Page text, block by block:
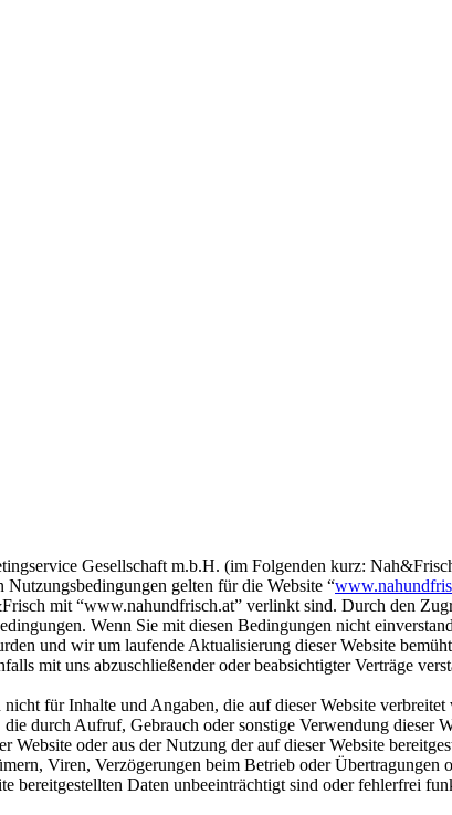
Gesellschaft m.b.H. (im Folgenden kurz:
gelten für die Website “
mit “www.nahundfrisch.at” verlinkt sind. Durch den
Wenn Sie mit diesen Bedingungen nicht
und wir um laufende Aktualisierung dieser Website
mit uns abzuschließender oder beabsichtigter Verträge
für Inhalte und Angaben, die auf dieser Website
durch Aufruf, Gebrauch oder sonstige Verwendung dieser
Website oder aus der Nutzung der auf dieser Website
Viren, Verzögerungen beim Betrieb oder
bereitgestellten Daten unbeeinträchtigt sind oder fehlerfrei